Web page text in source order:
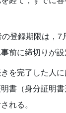
登録期限は，
前に締切りが
を完了した人
書（身分証明
れる。